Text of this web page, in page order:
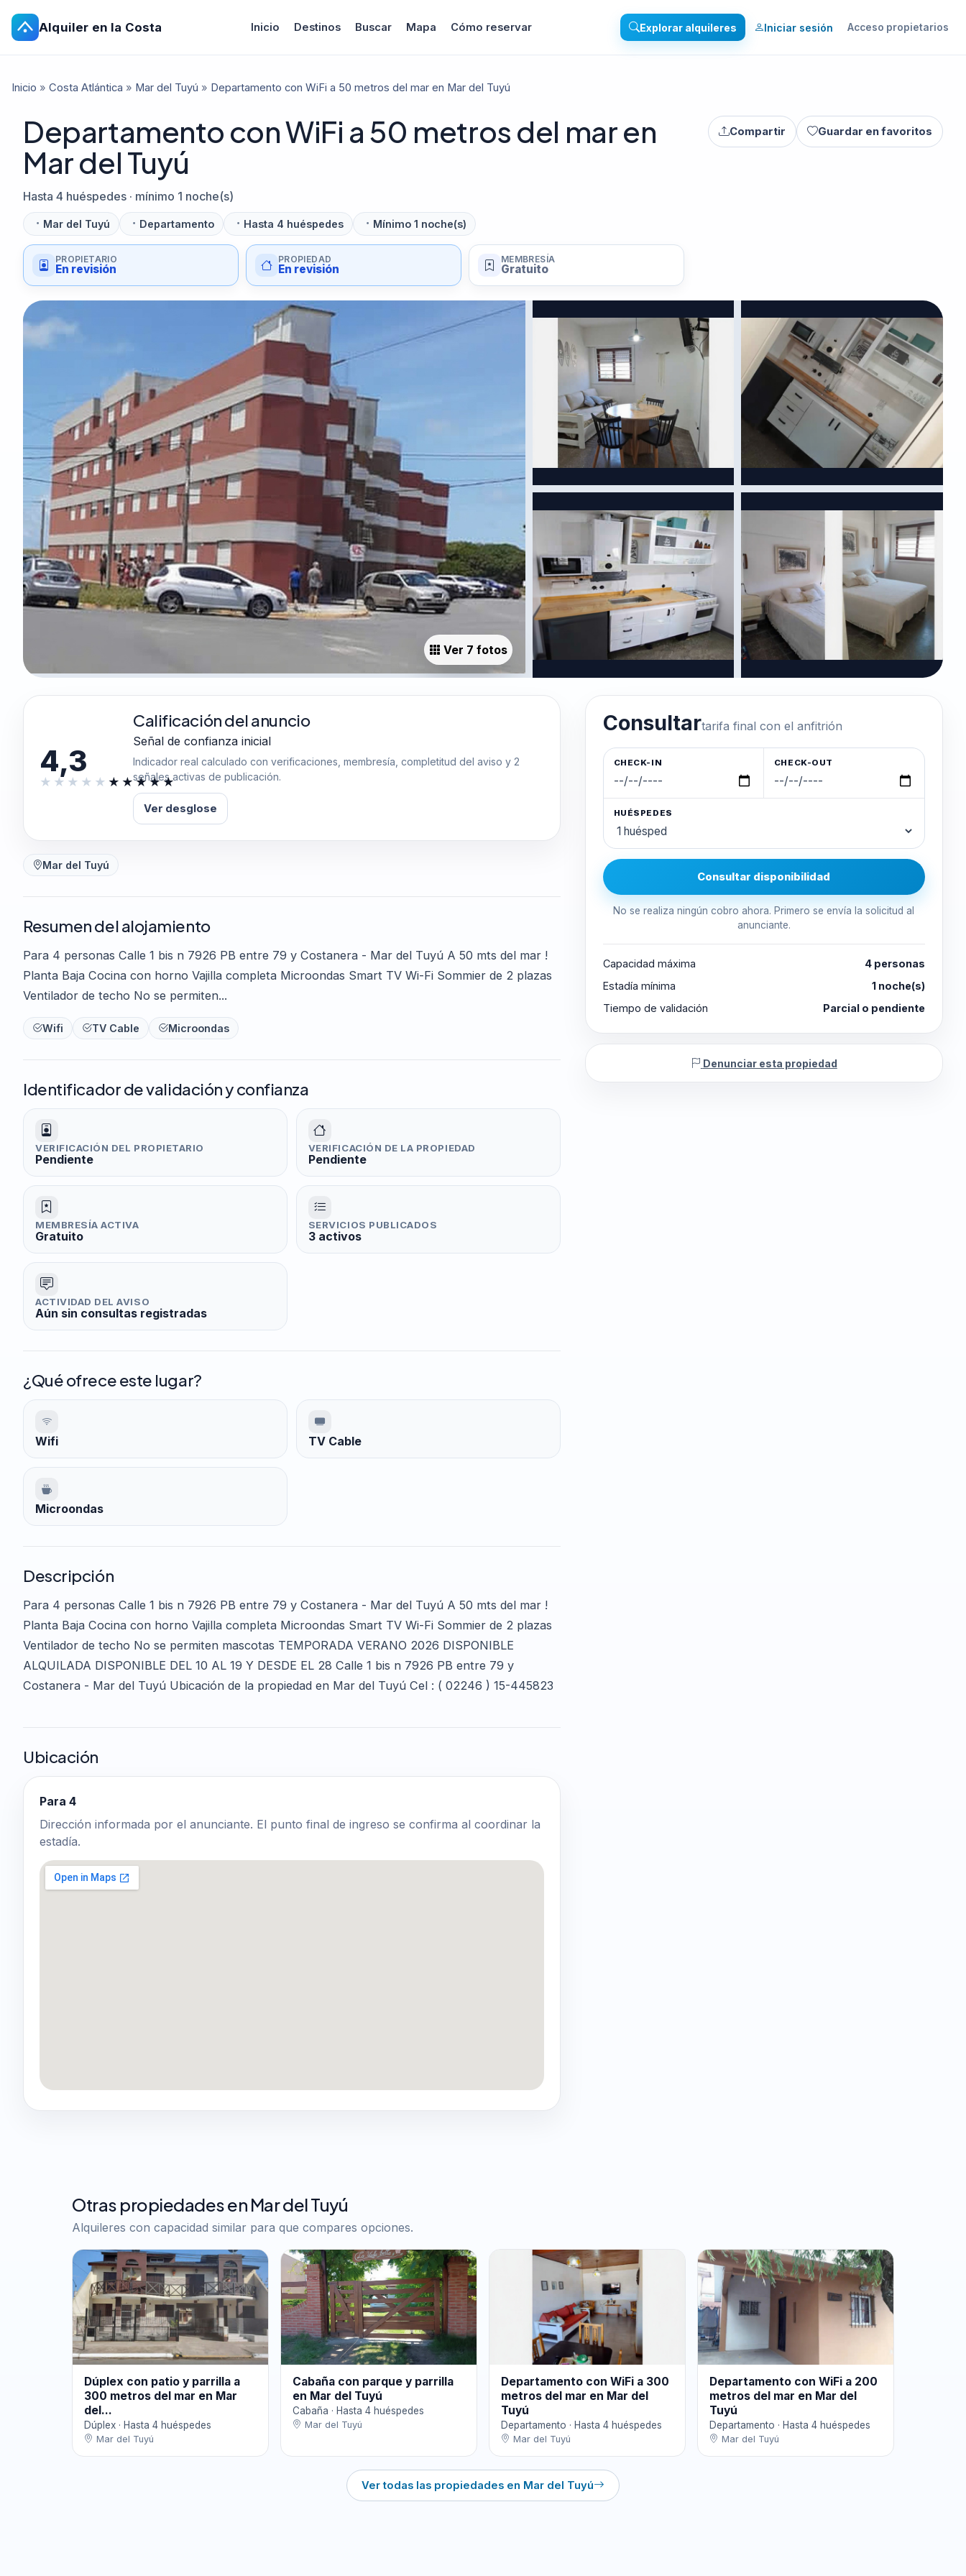
Alquiler en la Costa Inicio Destinos Buscar Mapa Cómo reservar Explorar alquileres Iniciar sesión Acceso propietarios
Inicio » Costa Atlántica » Mar del Tuyú » Departamento con WiFi a 50 metros del mar en Mar del Tuyú
Departamento con WiFi a 50 metros del mar en
Mar del Tuyú
Hasta 4 huéspedes · mínimo 1 noche(s)
Mar del Tuyú Departamento Hasta 4 huéspedes Mínimo 1 noche(s)
PROPIETARIO
En revisión
PROPIEDAD
En revisión
MEMBRESÍA
Gratuito
Compartir Guardar en favoritos
Ver 7 fotos
4,3
Calificación del anuncio
Señal de confianza inicial
Indicador real calculado con verificaciones, membresía, completitud del aviso y 2
señales activas de publicación.
Ver desglose
Mar del Tuyú
Resumen del alojamiento
Para 4 personas Calle 1 bis n 7926 PB entre 79 y Costanera - Mar del Tuyú A 50 mts del mar !
Planta Baja Cocina con horno Vajilla completa Microondas Smart TV Wi-Fi Sommier de 2 plazas
Ventilador de techo No se permiten...
Wifi TV Cable Microondas
Identificador de validación y confianza
VERIFICACIÓN DEL PROPIETARIO
Pendiente
VERIFICACIÓN DE LA PROPIEDAD
Pendiente
MEMBRESÍA ACTIVA
Gratuito
SERVICIOS PUBLICADOS
3 activos
ACTIVIDAD DEL AVISO
Aún sin consultas registradas
¿Qué ofrece este lugar?
Wifi TV Cable
Microondas
Descripción
Para 4 personas Calle 1 bis n 7926 PB entre 79 y Costanera - Mar del Tuyú A 50 mts del mar !
Planta Baja Cocina con horno Vajilla completa Microondas Smart TV Wi-Fi Sommier de 2 plazas
Ventilador de techo No se permiten mascotas TEMPORADA VERANO 2026 DISPONIBLE
ALQUILADA DISPONIBLE DEL 10 AL 19 Y DESDE EL 28 Calle 1 bis n 7926 PB entre 79 y
Costanera - Mar del Tuyú Ubicación de la propiedad en Mar del Tuyú Cel : ( 02246 ) 15-445823
Ubicación
Para 4
Dirección informada por el anunciante. El punto final de ingreso se confirma al coordinar la
estadía.
Consultartarifa final con el anfitrión
CHECK-IN CHECK-OUT
HUÉSPEDES
Consultar disponibilidad
No se realiza ningún cobro ahora. Primero se envía la solicitud al
anunciante.
Capacidad máxima
4 personas
Estadía mínima
1 noche(s)
Tiempo de validación
Parcial o pendiente
Denunciar esta propiedad
Otras propiedades en Mar del Tuyú
Alquileres con capacidad similar para que compares opciones.
Dúplex con patio y parrilla a
300 metros del mar en Mar
del...
Dúplex · Hasta 4 huéspedes
Mar del Tuyú
Cabaña con parque y parrilla
en Mar del Tuyú
Cabaña · Hasta 4 huéspedes
Mar del Tuyú
Departamento con WiFi a 300
metros del mar en Mar del
Tuyú
Departamento · Hasta 4 huéspedes
Mar del Tuyú
Departamento con WiFi a 200
metros del mar en Mar del
Tuyú
Departamento · Hasta 4 huéspedes
Mar del Tuyú
Ver todas las propiedades en Mar del Tuyú